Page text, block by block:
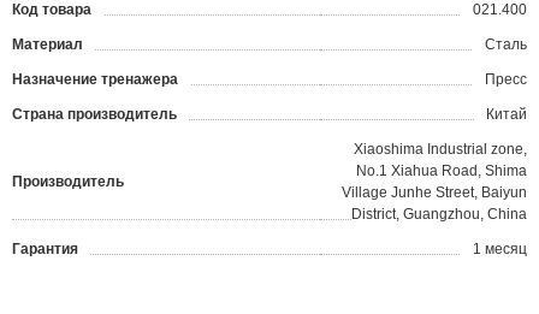
Код товара 021.400
Материал Сталь
Назначение тренажера Пресс
Страна производитель Китай
Производитель
Xiaoshima Industrial zone,
No.1 Xiahua Road, Shima
Village Junhe Street, Baiyun
District, Guangzhou, China
Гарантия 1 месяц